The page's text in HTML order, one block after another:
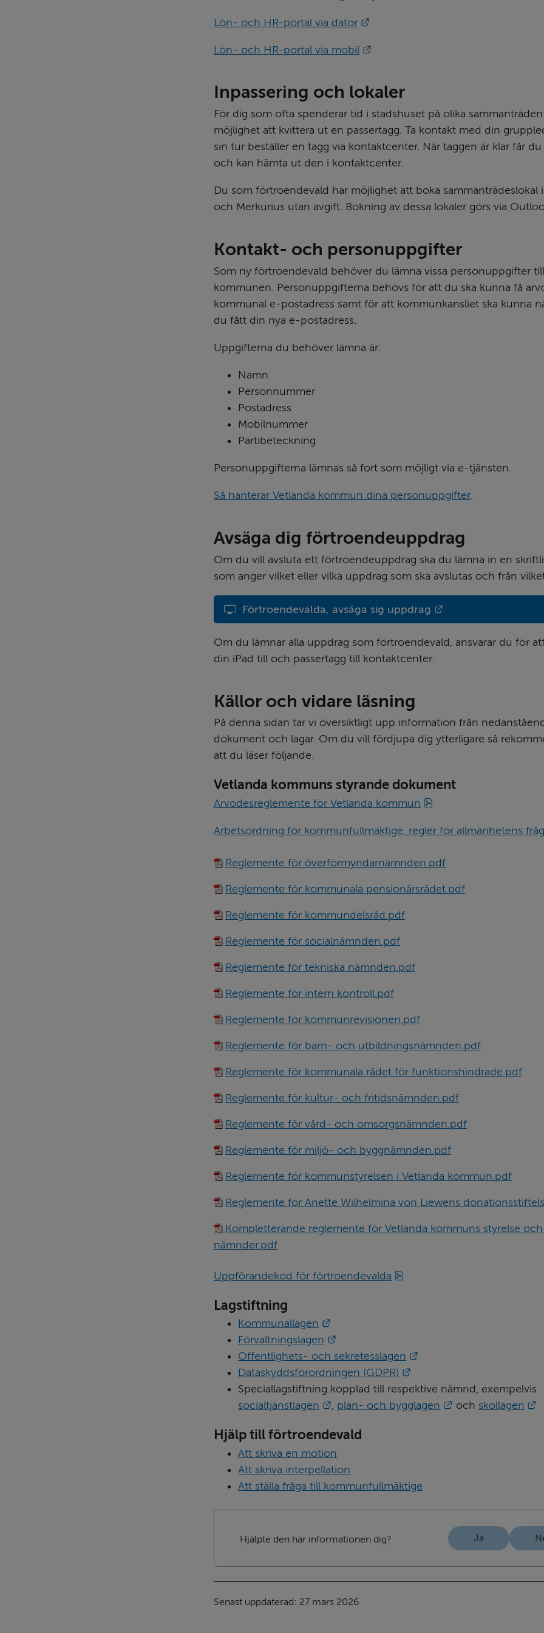
Lön- och HR-portal via dator
Lön- och HR-portal via mobil
Inpassering och lokaler
För dig som ofta spenderar tid i stadshuset på olika
möjlighet att kvittera ut en passertagg. Ta kontakt med din
sin tur beställer en tagg via kontaktcenter. När taggen är klar får
och kan hämta ut den i kontaktcenter.
Du som förtroendevald har möjlighet att boka sammanträdeslokal
och Merkurius utan avgift. Bokning av dessa lokaler görs via
Kontakt- och personuppgifter
Som ny förtroendevald behöver du lämna vissa personuppgifter till
kommunen. Personuppgifterna behövs för att du ska kunna få
kommunal e-postadress samt för att kommunkansliet ska kunna
du fått din nya e-postadress.
Uppgifterna du behöver lämna är:
Namn
Personnummer
Postadress
Mobilnummer
Partibeteckning
Personuppgifterna lämnas så fort som möjligt via e-tjänsten.
Så hanterar Vetlanda kommun dina personuppgifter
Avsäga dig förtroendeuppdrag
Om du vill avsluta ett förtroendeuppdrag ska du lämna in en
som anger vilket eller vilka uppdrag som ska avslutas och från
Förtroendevalda, avsäga sig uppdrag
Om du lämnar alla uppdrag som förtroendevald, ansvarar du för
din iPad till och passertagg till kontaktcenter.
Källor och vidare läsning
På denna sidan tar vi översiktligt upp information från
dokument och lagar. Om du vill fördjupa dig ytterligare så
att du läser följande.
Vetlanda kommuns styrande dokument
Arvodesreglemente för Vetlanda kommun
Arbetsordning för kommunfullmäktige, regler för allmänhetens
Reglemente för överförmyndarnämnden.pdf
Reglemente för kommunala pensionärsrådet.pdf
Reglemente för kommundelsråd.pdf
Reglemente för socialnämnden.pdf
Reglemente för tekniska nämnden.pdf
Reglemente för intern kontroll.pdf
Reglemente för kommunrevisionen.pdf
Reglemente för barn- och utbildningsnämnden.pdf
Reglemente för kommunala rådet för funktionshindrade.pdf
Reglemente för kultur- och fritidsnämnden.pdf
Reglemente för vård- och omsorgsnämnden.pdf
Reglemente för miljö- och byggnämnden.pdf
Reglemente för kommunstyrelsen i Vetlanda kommun.pdf
Reglemente för Anette Wilhelmina von Liewens
Kompletterande reglemente för Vetlanda kommuns styrelse och
nämnder.pdf
Uppförandekod för förtroendevalda
Lagstiftning
Kommunallagen
Förvaltningslagen
Offentlighets- och sekretesslagen
Dataskyddsförordningen (GDPR)
socialtjänstlagen
Länk till annan webbplats.
, plan- och bygglagen Länk till annan
och skollagen
Hjälp till förtroendevald
Att skriva en motion
Att skriva interpellation
Att ställa fråga till kommunfullmäktige
Hjälpte den här informationen dig? Ja
Senast uppdaterad: 27 mars 2026